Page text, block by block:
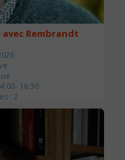
Rembrandt
16:30
: 2